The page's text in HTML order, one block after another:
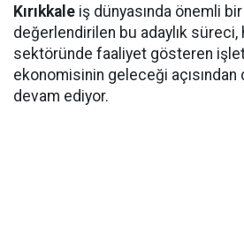
Kırıkkale iş dünyasında önemli
değerlendirilen bu adaylık süreci,
sektöründe faaliyet gösteren
ekonomisinin geleceği
devam ediyor.